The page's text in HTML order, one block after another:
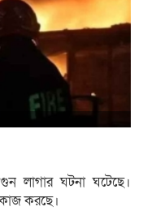
লাগার ঘটনা ঘটেছে।
কাজ করছে।